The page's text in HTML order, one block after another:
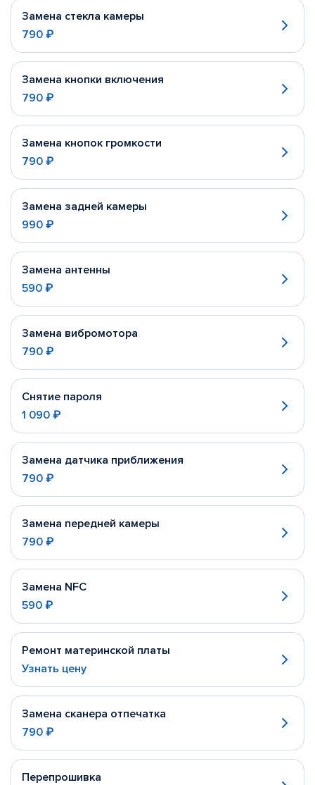
Замена стекла камеры
790 ₽
Замена кнопки включения
790 ₽
Замена кнопок громкости
790 ₽
Замена задней камеры
990 ₽
Замена антенны
590 ₽
Замена вибромотора
790 ₽
Снятие пароля
1 090 ₽
Замена датчика приближения
790 ₽
Замена передней камеры
790 ₽
Замена NFC
590 ₽
Ремонт материнской платы
Узнать цену
Замена сканера отпечатка
790 ₽
Перепрошивка